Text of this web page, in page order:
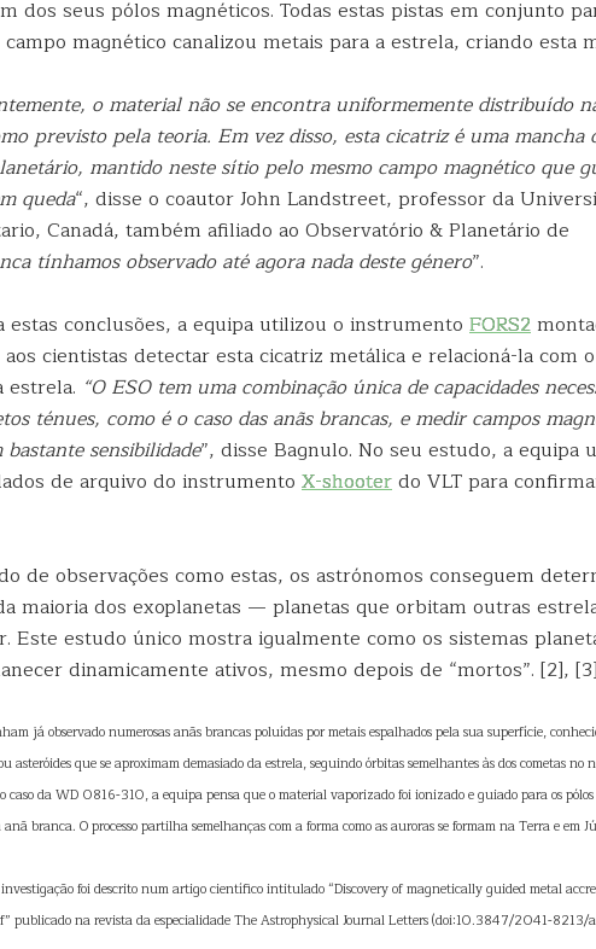
dos seus pólos magnéticos. Todas estas pistas em conjunto
magnético canalizou metais para a estrela, criando esta
o material não se encontra uniformemente distribuído
previsto pela teoria. Em vez disso, esta cicatriz é uma mancha
mantido neste sítio pelo mesmo campo magnético que
queda“, disse o coautor John Landstreet, professor da
Canadá, também afiliado ao Observatório & Planetário de
tínhamos observado até agora nada deste género”.
estas conclusões, a equipa utilizou o instrumento FORS2
cientistas detectar esta cicatriz metálica e relacioná-la com
estrela. “O ESO tem uma combinação única de capacidades
ténues, como é o caso das anãs brancas, e medir campos
bastante sensibilidade”, disse Bagnulo. No seu estudo, a equipa
de arquivo do instrumento X-shooterdo VLT para
de observações como estas, os astrónomos conseguem
maioria dos exoplanetas — planetas que orbitam outras
Este estudo único mostra igualmente como os sistemas
dinamicamente ativos, mesmo depois de “mortos”. [2],
já observado numerosas anãs brancas poluídas por metais espalhados pela sua superfície,
asteróides que se aproximam demasiado da estrela, seguindo órbitas semelhantes às dos cometas no
caso da WD 0816-310, a equipa pensa que o material vaporizado foi ionizado e guiado para os
branca. O processo partilha semelhanças com a forma como as auroras se formam na Terra e em
foi descrito num artigo científico intitulado “Discovery of magnetically guided metal
publicado na revista da especialidade The Astrophysical Journal Letters (doi:10.3847/2041-8213/